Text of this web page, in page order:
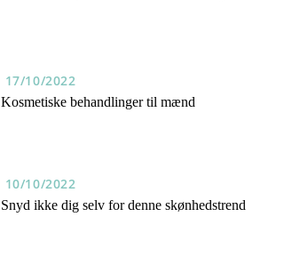
17/10/2022
Kosmetiske behandlinger til mænd
10/10/2022
Snyd ikke dig selv for denne skønhedstrend